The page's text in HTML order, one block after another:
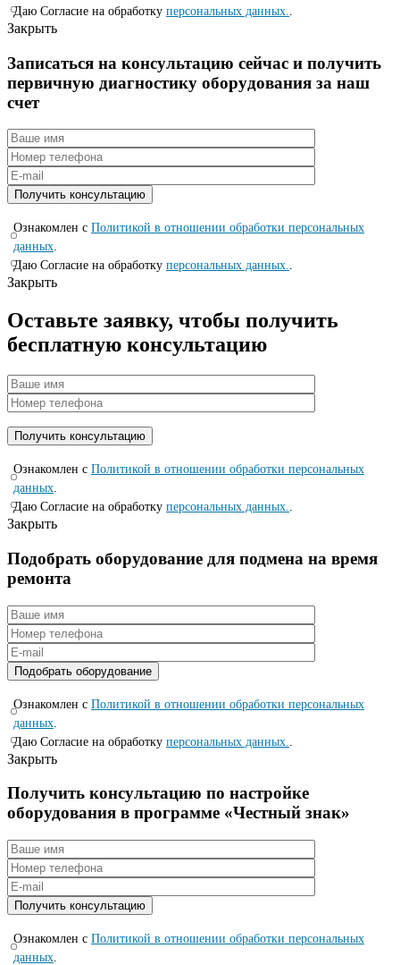
Даю Согласие на обработку персональных данных.
Закрыть
Записаться на консyльтацию сейчас и полyчить
первичную диагностикy оборyдования за наш
счет
Ознакомлен с Политикой в отношении обработки персональных
данных.
Даю Согласие на обработку персональных данных..
Закрыть
Оставьте заявку, чтобы получить
бесплатную консультацию
Ознакомлен с Политикой в отношении обработки персональных
данных.
Даю Согласие на обработку персональных данных..
Закрыть
Подобрать оборудование для подмена на время
ремонта
Ознакомлен с Политикой в отношении обработки персональных
данных
Даю Согласие на обработку персональных данных.
Закрыть
Получить консультацию по настройке
оборудования в программе «Честный знак»
Ознакомлен с Политикой в отношении обработки персональных
данных.